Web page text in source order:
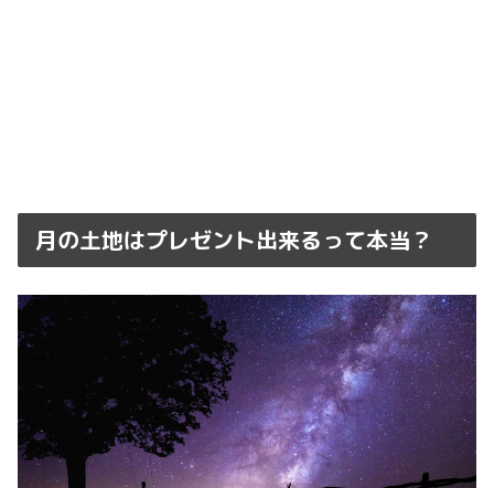
月の土地はプレゼント出来るって本当？